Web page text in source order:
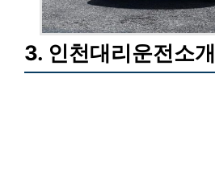
3. 인천대리운전소개